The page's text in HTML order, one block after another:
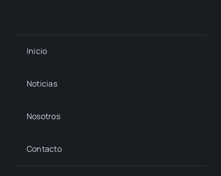
Inicio
Noticias
Nosotros
Contacto